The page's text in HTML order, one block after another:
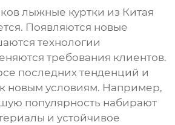
лыжные куртки из Китая
Появляются новые
технологии
требования клиентов.
последних тенденций и
к новым условиям. Например,
популярность набирают
и устойчивое